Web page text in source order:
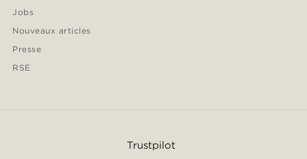
Jobs
Nouveaux articles
Presse
RSE
Trustpilot